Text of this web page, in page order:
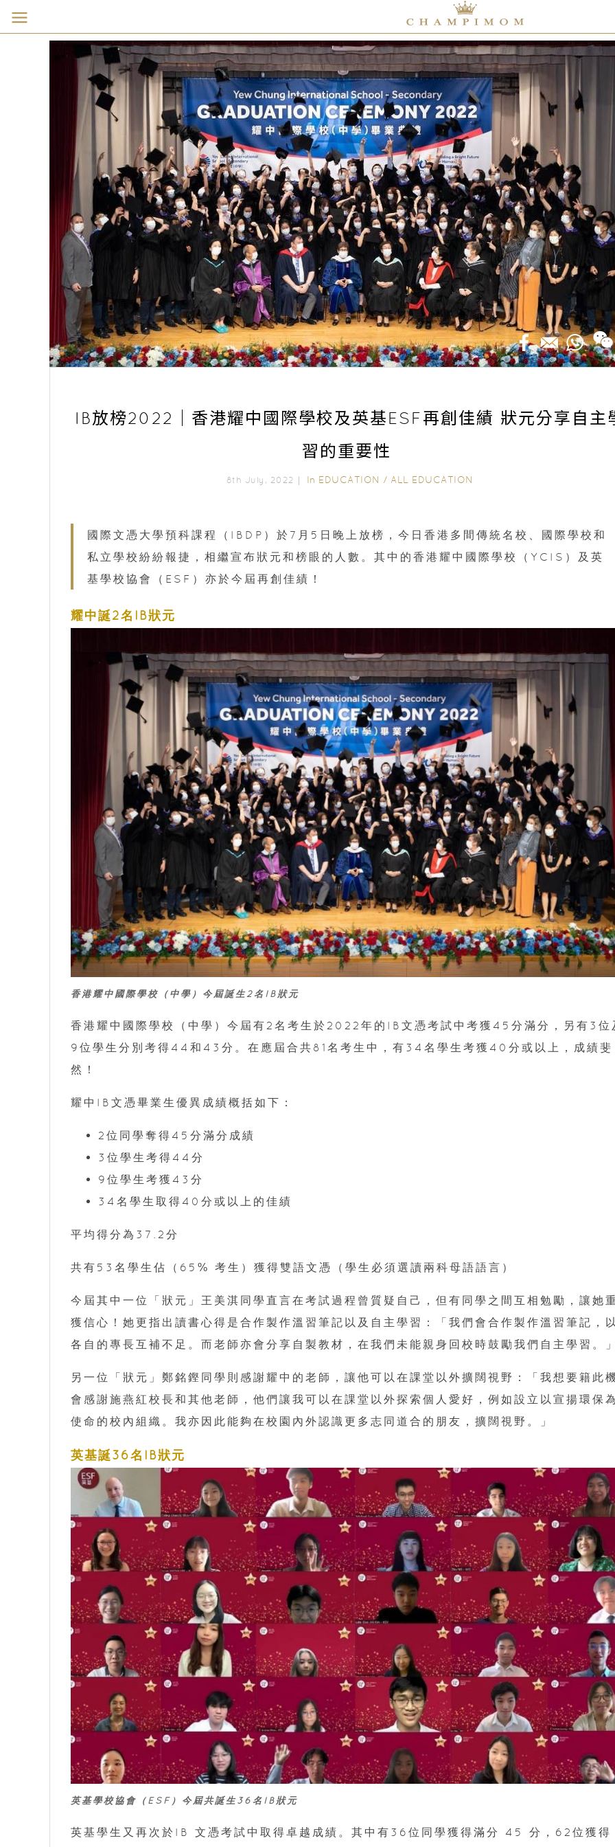
IB放榜2022｜香港耀中國際學校及英基ESF再創佳績 狀元分享自主
習的重要性
8th July, 2022｜ In EDUCATION / ALL EDUCATION
國際文憑大學預科課程（IBDP）於7月5日晚上放榜，今日香港多間傳統名校、國際學校和
私立學校紛紛報捷，相繼宣布狀元和榜眼的人數。其中的香港耀中國際學校（YCIS）及英
基學校協會（ESF）亦於今屆再創佳績！
耀中誕2名IB狀元
香港耀中國際學校（中學）今屆誕生2名IB狀元
香港耀中國際學校（中學）今屆有2名考生於2022年的IB文憑考試中考獲45分滿分，另有3位
9位學生分別考得44和43分。在應屆合共81名考生中，有34名學生考獲40分或以上，成績斐
然！
耀中IB文憑畢業生優異成績概括如下：
2位同學奪得45分滿分成績
3位學生考得44分
9位學生考獲43分
34名學生取得40分或以上的佳績
平均得分為37.2分
共有53名學生佔（65% 考生）獲得雙語文憑（學生必須選讀兩科母語語言）
今屆其中一位「狀元」王美淇同學直言在考試過程曾質疑自己，但有同學之間互相勉勵，讓她
獲信心！她更指出讀書心得是合作製作溫習筆記以及自主學習：「我們會合作製作溫習筆記，
各自的專長互補不足。而老師亦會分享自製教材，在我們未能親身回校時鼓勵我們自主學習。
另一位「狀元」鄭銘鏗同學則感謝耀中的老師，讓他可以在課堂以外擴闊視野：「我想要籍此
會感謝施燕紅校長和其他老師，他們讓我可以在課堂以外探索個人愛好，例如設立以宣揚環保
使命的校內組織。我亦因此能夠在校園內外認識更多志同道合的朋友，擴闊視野。」
英基誕36名IB狀元
英基學校協會（ESF）今屆共誕生36名IB狀元
英基學生又再次於IB 文憑考試中取得卓越成績。其中有36位同學獲得滿分 45 分，62位獲得